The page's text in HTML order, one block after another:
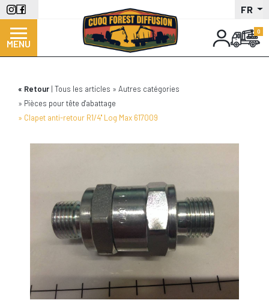
Aller
au
contenu
principal
FR
MENU
Retour Tous les articles
Autres catégories
Pièces pour tête d'abattage
Clapet anti-retour R1/4'' Log Max 617009